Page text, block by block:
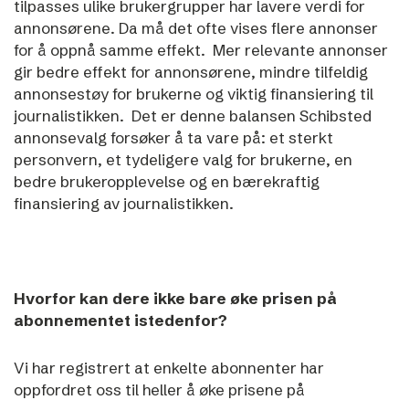
tilpasses ulike brukergrupper har lavere verdi for
annonsørene. Da må det ofte vises flere annonser
for å oppnå samme effekt. Mer relevante annonser
gir bedre effekt for annonsørene, mindre tilfeldig
annonsestøy for brukerne og viktig finansiering til
journalistikken. Det er denne balansen Schibsted
annonsevalg forsøker å ta vare på: et sterkt
personvern, et tydeligere valg for brukerne, en
bedre brukeropplevelse og en bærekraftig
finansiering av journalistikken.
Hvorfor kan dere ikke bare øke prisen på
abonnementet istedenfor?
Vi har registrert at enkelte abonnenter har
oppfordret oss til heller å øke prisene på